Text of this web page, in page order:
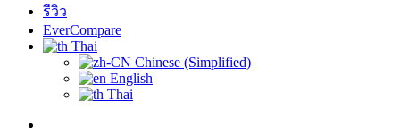
รีวิว
EverCompare
Thai
Chinese (Simplified)
English
Thai